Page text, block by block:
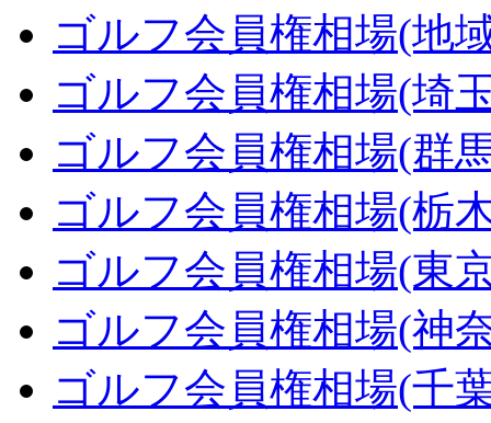
ゴルフ会員権相場(地
ゴルフ会員権相場(埼
ゴルフ会員権相場(群
ゴルフ会員権相場(栃
ゴルフ会員権相場(東
ゴルフ会員権相場(神
ゴルフ会員権相場(千